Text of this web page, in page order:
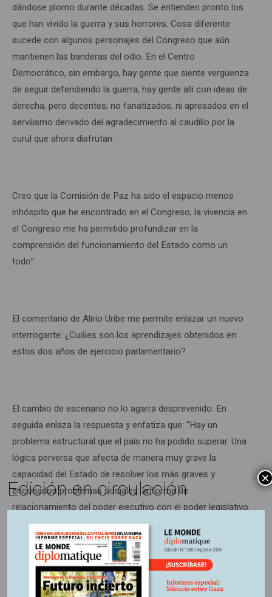
dándose plomo durante décadas. Se entienden pronto los
que han vivido la guerra y sus horrores. Cosa diferente
sucede con algunos personajes del Congreso que aún
mantienen las banderas del odio. En el Centro
Democrático, sin embargo, hay gente que siente vergüenza
de seguir defendiendo la guerra, hay gente allí con ideas de
derecha, pero decentes; no fanatizados, ni apresados en el
servilismo derivado del agradecimiento al caudillo por la
curul que ahora disfrutan.
Creo que la Comisión de Paz ha sido el espacio menos
inhóspito que he encontrado en el Congreso; la vivencia en
el Congreso me ha permitido profundizar en la
comprensión del funcionamiento del Estado como un
todo”.
El comentario de Alirio Uribe me permite enlazar un nuevo
interrogante: ¿Cuáles son los aprendizajes obtenidos en
estos dos años de ejercicio parlamentario?
El cambio de escenario no lo agarra desprevenido. En
seguida enlaza la respuesta y enfatiza que: “Hay un
problema estructural que el país no ha podido superar. Una
lógica perversa que afecta de manera muy grave la
capacidad del Estado de resolver los más graves y
enconados problemas sociales: la forma de
relacionamiento del poder ejecutivo con el poder legislativo.
Se invierten dineros de poderes económicos, legales e
ilegales, en las campañas. Con ello se garantiza no afectar
por vía de leyes los privilegios, o introducir leyes que
favorezcan los poderosos intereses que financian las
campañas. Una vez en el Congreso se operan
Edición en circulación ×